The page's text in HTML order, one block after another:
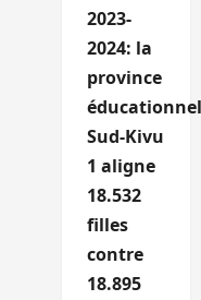
2023-
2024: la
province
Sud-Kivu
1 aligne
18.532
filles
contre
18.895